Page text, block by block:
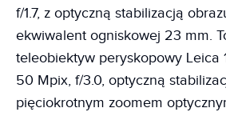
f/1.7, z optyczną stabilizacją
ekwiwalent ogniskowej 23 mm.
teleobiektyw peryskopowy Leica
50 Mpix, f/3.0, optyczną
pięciokrotnym zoomem